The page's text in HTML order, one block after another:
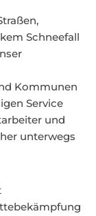
Schneefall
Kommunen
Service
und
unterwegs